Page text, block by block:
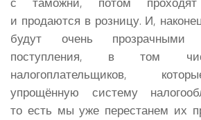
и продаются в розницу. И,
будут очень прозрачными
поступления, в том
налогоплательщиков,
упрощённую систему
то есть мы уже перестанем их